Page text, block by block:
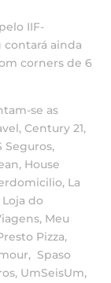
IIF-
ainda
corners de 6
se as
Century 21,
Seguros,
House
La
Loja do
Meu
Pizza,
Spaso
UmSeisUm,